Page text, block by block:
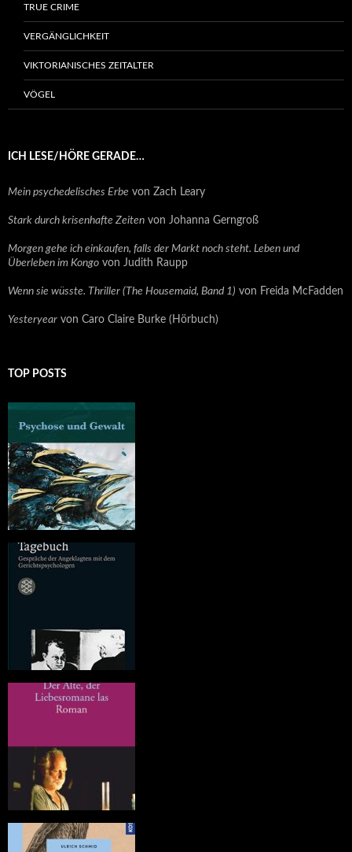
TRUE CRIME
VERGÄNGLICHKEIT
VIKTORIANISCHES ZEITALTER
VÖGEL
ICH LESE/HÖRE GERADE…
Mein psychedelisches Erbe von Zach Leary
Stark durch krisenhafte Zeiten von Johanna Gerngroß
Morgen gehe ich einkaufen, falls der Markt noch steht. Leben und
Überleben im Kongo von Judith Raupp
Wenn sie wüsste. Thriller (The Housemaid, Band 1) von Freida McFadden
Yesteryear von Caro Claire Burke (Hörbuch)
TOP POSTS